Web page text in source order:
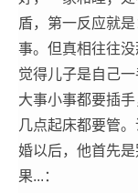
盾，第一反应就
事。但真相往往
觉得儿子是自己
大事小事都要插
几点起床都要管
婚以后，他首先
果...：